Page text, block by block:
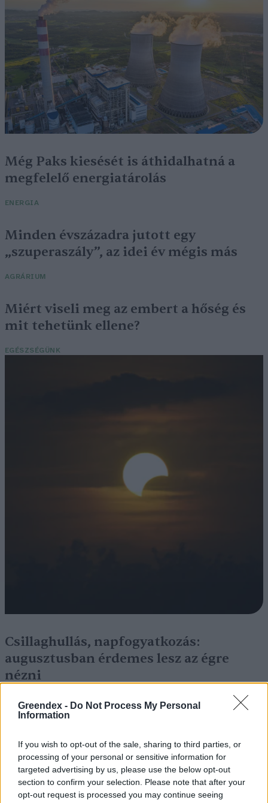
Greendex - Do Not Process My Personal
Information
If you wish to opt-out of the sale, sharing to third parties, or
processing of your personal or sensitive information for
targeted advertising by us, please use the below opt-out
section to confirm your selection. Please note that after your
opt-out request is processed you may continue seeing
Még Paks kiesését is áthidalhatná a
megfelelő energiatárolás
ENERGIA
Minden évszázadra jutott egy
„szuperaszály”, az idei év mégis más
AGRÁRIUM
Miért viseli meg az embert a hőség és
mit tehetünk ellene?
EGÉSZSÉGÜNK
Csillaghullás, napfogyatkozás:
augusztusban érdemes lesz az égre
nézni
miképp takarékoskodhatsz a vízzel?
ÉLŐ BOLYGÓNK
Granát-Galló Tímea 5 perc